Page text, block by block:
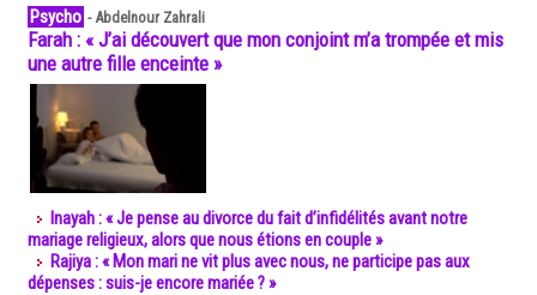
Psycho -Abdelnour Zahrali
Farah : « J’ai découvert que mon conjoint m’a trompée et mis
une autre fille enceinte »
Inayah : « Je pense au divorce du fait d’infidélités avant notre
mariage religieux, alors que nous étions en couple »
Rajiya : « Mon mari ne vit plus avec nous, ne participe pas aux
dépenses : suis-je encore mariée ? »